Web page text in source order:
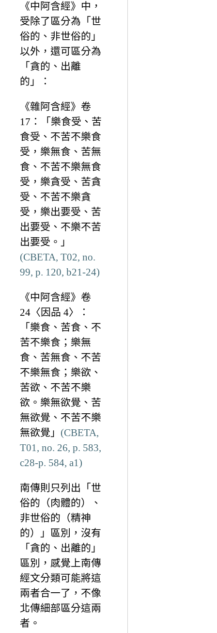
《中阿含經》中，
受除了區分為「世
俗的、非世俗的」
以外，還可區分為
「貪的、出離
的」：
《雜阿含經》卷
17：「樂食受、苦
食受、不苦不樂食
受，樂無食、苦無
食、不苦不樂無食
受，樂貪受、苦貪
受、不苦不樂貪
受，樂出要受、苦
出要受、不樂不苦
出要受。」
(CBETA, T02, no.
99, p. 120, b21-24)
《中阿含經》卷
24〈因品 4〉：
「樂食、苦食、不
苦不樂食；樂無
食、苦無食、不苦
不樂無食；樂欲、
苦欲、不苦不樂
欲。樂無欲覺、苦
無欲覺、不苦不樂
無欲覺」 (CBETA,
T01, no. 26, p. 583,
c28-p. 584, a1)
南傳則只列出「世
俗的（肉體的）、
非世俗的（精神
的）」區別，沒有
「貪的、出離的」
區別，感覺上南傳
經文分類可能將這
兩者合一了，不像
北傳細部區分這兩
者。